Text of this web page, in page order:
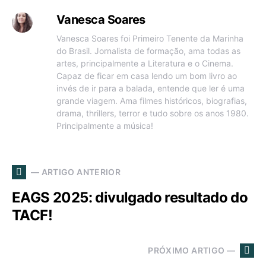
Vanesca Soares
Vanesca Soares foi Primeiro Tenente da Marinha
do Brasil. Jornalista de formação, ama todas as
artes, principalmente a Literatura e o Cinema.
Capaz de ficar em casa lendo um bom livro ao
invés de ir para a balada, entende que ler é uma
grande viagem. Ama filmes históricos, biografias,
drama, thrillers, terror e tudo sobre os anos 1980.
Principalmente a música!
— ARTIGO ANTERIOR
EAGS 2025: divulgado resultado do
TACF!
PRÓXIMO ARTIGO —